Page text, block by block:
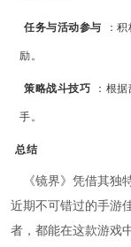
任务与活动参与 ：
励。
策略战斗技巧 ：根
手。
总结
《镜界》凭借其
近期不可错过的手游
者，都能在这款游戏